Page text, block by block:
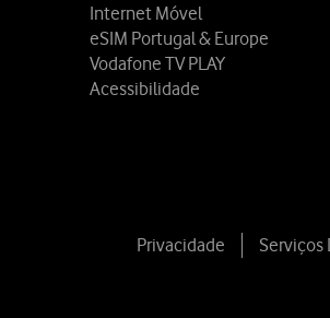
Internet Móvel
eSIM Portugal & Europe
Vodafone TV PLAY
Acessibilidade
Privacidade Serviços